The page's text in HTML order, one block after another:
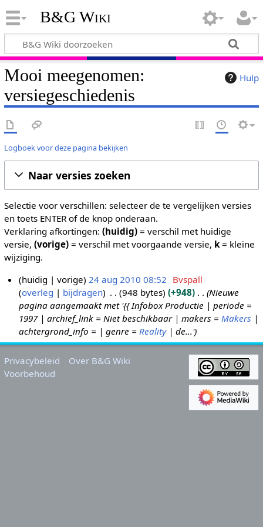
B&G Wiki
Hulp
Mooi meegenomen:
versiegeschiedenis
Logboek voor deze pagina bekijken
Naar versies zoeken
Selectie voor verschillen: selecteer de te vergelijken versies
en toets ENTER of de knop onderaan.
Verklaring afkortingen: (huidig)= verschil met huidige
versie, (vorige)= verschil met voorgaande versie, k= kleine
wijziging.
g
2
0
huidig vorige 24 aug 2010 08:52 Bvspall
overleg
bijdragen 948 bytes +948
Nieuwe
pagina aangemaakt met '{{ Infobox Productie | periode =
1997 | archief_link = Niet beschikbaar | makers =Makers |
achtergrond_info = | genre =Reality| de...'
Privacybeleid
Over B&G Wiki
Voorbehoud